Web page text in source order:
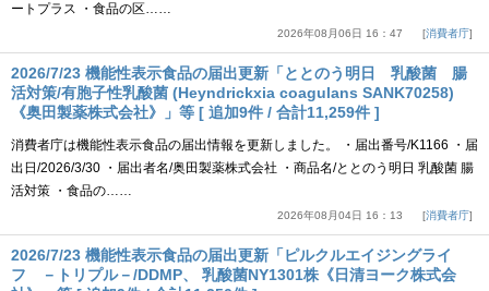
ートプラス ・食品の区……
2026年08月06日 16：47 消費者庁
2026/7/23 機能性表示食品の届出更新「ととのう明日 乳酸菌 腸
活対策/有胞子性乳酸菌 (Heyndrickxia coagulans SANK70258)
《奥田製薬株式会社》」等 [ 追加9件 / 合計11,259件 ]
消費者庁は機能性表示食品の届出情報を更新しました。 ・届出番号/K1166 ・届
出日/2026/3/30 ・届出者名/奥田製薬株式会社 ・商品名/ととのう明日 乳酸菌 腸
活対策 ・食品の……
2026年08月04日 16：13 消費者庁
2026/7/23 機能性表示食品の届出更新「ピルクルエイジングライ
フ －トリプル－/DDMP、 乳酸菌NY1301株《日清ヨーク株式会